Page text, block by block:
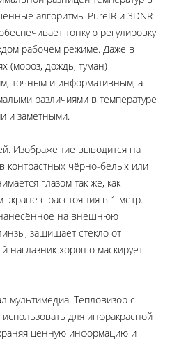
алгоритмы PureIR и 3DNR
тонкую регулировку
рабочем режиме. Даже в
(мороз, дождь, туман)
точным и информативным, а
различиями в температуре
и заметными.
Изображение выводится на
контрастных чёрно-белых или
глазом так же, как
с расстояния в 1 метр.
на внешнюю
защищает стекло от
наглазник хорошо маскирует
мультимедиа. Тепловизор с
для инфракрасной
ценную информацию и